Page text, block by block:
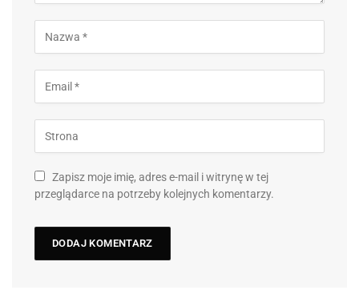
Zapisz moje imię, adres e-mail i witrynę w tej
przeglądarce na potrzeby kolejnych komentarzy.